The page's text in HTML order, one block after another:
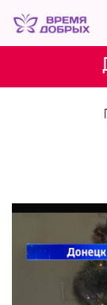
Меню
ПАРТНЕРАМ